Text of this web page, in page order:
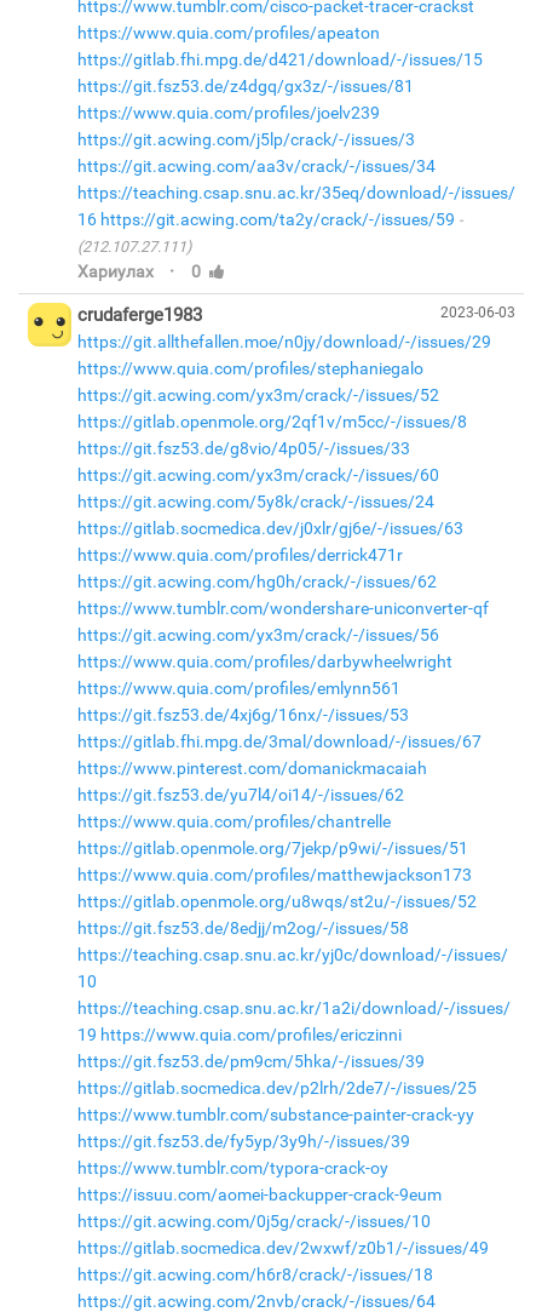
https://www.tumblr.com/cisco-packet-tracer-crackst
https://www.quia.com/profiles/apeaton
https://gitlab.fhi.mpg.de/d421/download/-/issues/15
https://git.fsz53.de/z4dgq/gx3z/-/issues/81
https://www.quia.com/profiles/joelv239
https://git.acwing.com/j5lp/crack/-/issues/3
https://git.acwing.com/aa3v/crack/-/issues/34
https://teaching.csap.snu.ac.kr/35eq/download/-/issues/
16 https://git.acwing.com/ta2y/crack/-/issues/59
(212.107.27.111)
Хариулах · 0
2023-06-03
crudaferge1983
https://git.allthefallen.moe/n0jy/download/-/issues/29
https://www.quia.com/profiles/stephaniegalo
https://git.acwing.com/yx3m/crack/-/issues/52
https://gitlab.openmole.org/2qf1v/m5cc/-/issues/8
https://git.fsz53.de/g8vio/4p05/-/issues/33
https://git.acwing.com/yx3m/crack/-/issues/60
https://git.acwing.com/5y8k/crack/-/issues/24
https://gitlab.socmedica.dev/j0xlr/gj6e/-/issues/63
https://www.quia.com/profiles/derrick471r
https://git.acwing.com/hg0h/crack/-/issues/62
https://www.tumblr.com/wondershare-uniconverter-qf
https://git.acwing.com/yx3m/crack/-/issues/56
https://www.quia.com/profiles/darbywheelwright
https://www.quia.com/profiles/emlynn561
https://git.fsz53.de/4xj6g/16nx/-/issues/53
https://gitlab.fhi.mpg.de/3mal/download/-/issues/67
https://www.pinterest.com/domanickmacaiah
https://git.fsz53.de/yu7l4/oi14/-/issues/62
https://www.quia.com/profiles/chantrelle
https://gitlab.openmole.org/7jekp/p9wi/-/issues/51
https://www.quia.com/profiles/matthewjackson173
https://gitlab.openmole.org/u8wqs/st2u/-/issues/52
https://git.fsz53.de/8edjj/m2og/-/issues/58
https://teaching.csap.snu.ac.kr/yj0c/download/-/issues/
10
https://teaching.csap.snu.ac.kr/1a2i/download/-/issues/
19 https://www.quia.com/profiles/ericzinni
https://git.fsz53.de/pm9cm/5hka/-/issues/39
https://gitlab.socmedica.dev/p2lrh/2de7/-/issues/25
https://www.tumblr.com/substance-painter-crack-yy
https://git.fsz53.de/fy5yp/3y9h/-/issues/39
https://www.tumblr.com/typora-crack-oy
https://issuu.com/aomei-backupper-crack-9eum
https://git.acwing.com/0j5g/crack/-/issues/10
https://gitlab.socmedica.dev/2wxwf/z0b1/-/issues/49
https://git.acwing.com/h6r8/crack/-/issues/18
https://git.acwing.com/2nvb/crack/-/issues/64